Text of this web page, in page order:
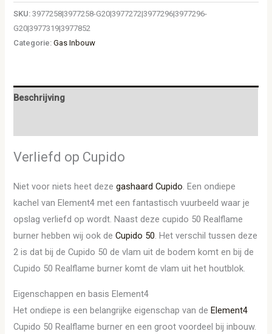
SKU:3977258|3977258-G20|3977272|3977296|3977296-
G20|3977319|3977852
Categorie:Gas Inbouw
Beschrijving
Verliefd op Cupido
Niet voor niets heet dezegashaard Cupido. Een ondiepe
kachel van Element4 met een fantastisch vuurbeeld waar je
opslag verliefd op wordt. Naast deze cupido 50 Realflame
burner hebben wij ook deCupido 50. Het verschil tussen deze
2 is dat bij de Cupido 50 de vlam uit de bodem komt en bij de
Cupido 50 Realflame burner komt de vlam uit het houtblok.
Eigenschappen en basis Element4
Het ondiepe is een belangrijke eigenschap van deElement4
Cupido 50 Realflame burner en een groot voordeel bij inbouw.